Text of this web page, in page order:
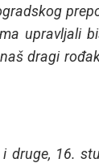
upravljali
dragi
druge, 16.